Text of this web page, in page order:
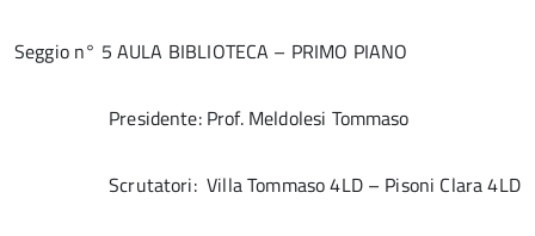
Seggio n° 5 AULA BIBLIOTECA – PRIMO PIANO
Presidente: Prof. Meldolesi Tommaso
Scrutatori: Villa Tommaso 4LD – Pisoni Clara 4LD